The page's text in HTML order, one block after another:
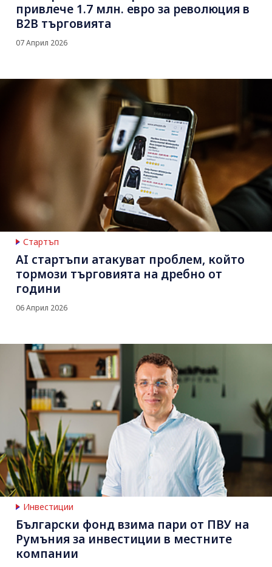
привлече 1.7 млн. евро за революция в
B2B търговията
07 Април 2026
Стартъп
AI стартъпи атакуват проблем, който
тормози търговията на дребно от
години
06 Април 2026
Инвестиции
Български фонд взима пари от ПВУ на
Румъния за инвестиции в местните
компании